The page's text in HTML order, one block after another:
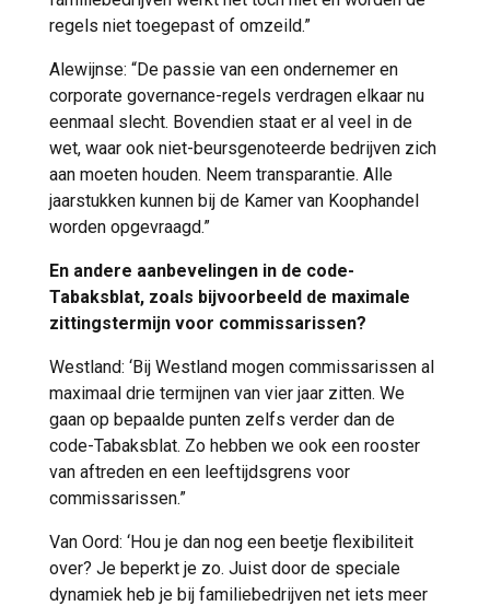
regels niet toegepast of omzeild.”
Alewijnse: “De passie van een ondernemer en
corporate governance-regels verdragen elkaar nu
eenmaal slecht. Bovendien staat er al veel in de
wet, waar ook niet-beursgenoteerde bedrijven zich
aan moeten houden. Neem transparantie. Alle
jaarstukken kunnen bij de Kamer van Koophandel
worden opgevraagd.”
En andere aanbevelingen in de code-
Tabaksblat, zoals bijvoorbeeld de maximale
zittingstermijn voor commissarissen?
Westland: ‘Bij Westland mogen commissarissen al
maximaal drie termijnen van vier jaar zitten. We
gaan op bepaalde punten zelfs verder dan de
code-Tabaksblat. Zo hebben we ook een rooster
van aftreden en een leeftijdsgrens voor
commissarissen.”
Van Oord: ‘Hou je dan nog een beetje flexibiliteit
over? Je beperkt je zo. Juist door de speciale
dynamiek heb je bij familiebedrijven net iets meer